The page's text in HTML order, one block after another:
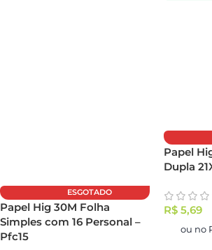
ESGOTADO
Papel Hig 30M Folha
Simples com 16 Personal –
Pfc15
Papel
Dupla
R$ 5,69
ou no